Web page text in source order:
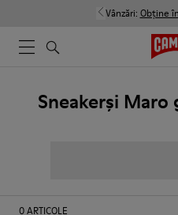
Vânzări: Obține
Sneakerși
0ARTICOLE